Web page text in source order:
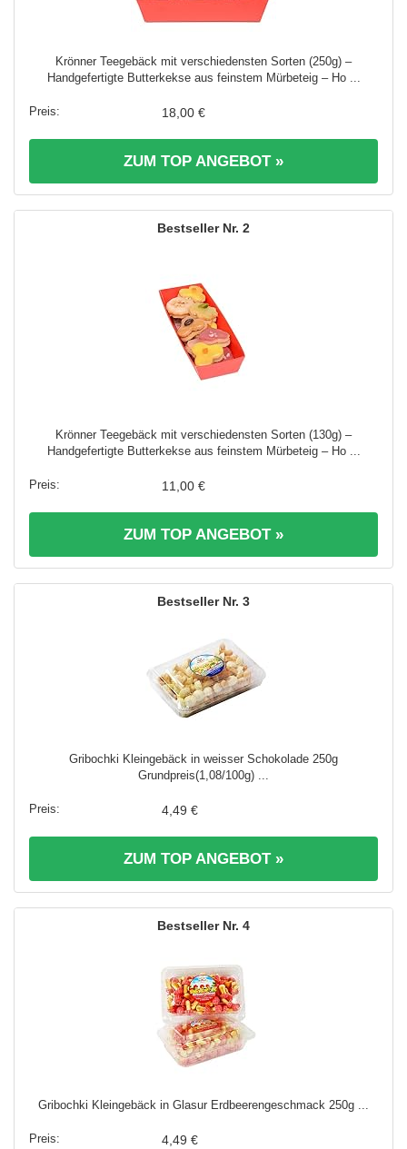
Krönner Teegebäck mit verschiedensten Sorten (250g) –
Handgefertigte Butterkekse aus feinstem Mürbeteig – Ho ...
18,00 €
ZUM TOP ANGEBOT »
2
Krönner Teegebäck mit verschiedensten Sorten (130g) –
Handgefertigte Butterkekse aus feinstem Mürbeteig – Ho ...
11,00 €
ZUM TOP ANGEBOT »
3
Gribochki Kleingebäck in weisser Schokolade 250g
Grundpreis(1,08/100g) ...
4,49 €
ZUM TOP ANGEBOT »
4
Gribochki Kleingebäck in Glasur Erdbeerengeschmack 250g ...
4,49 €